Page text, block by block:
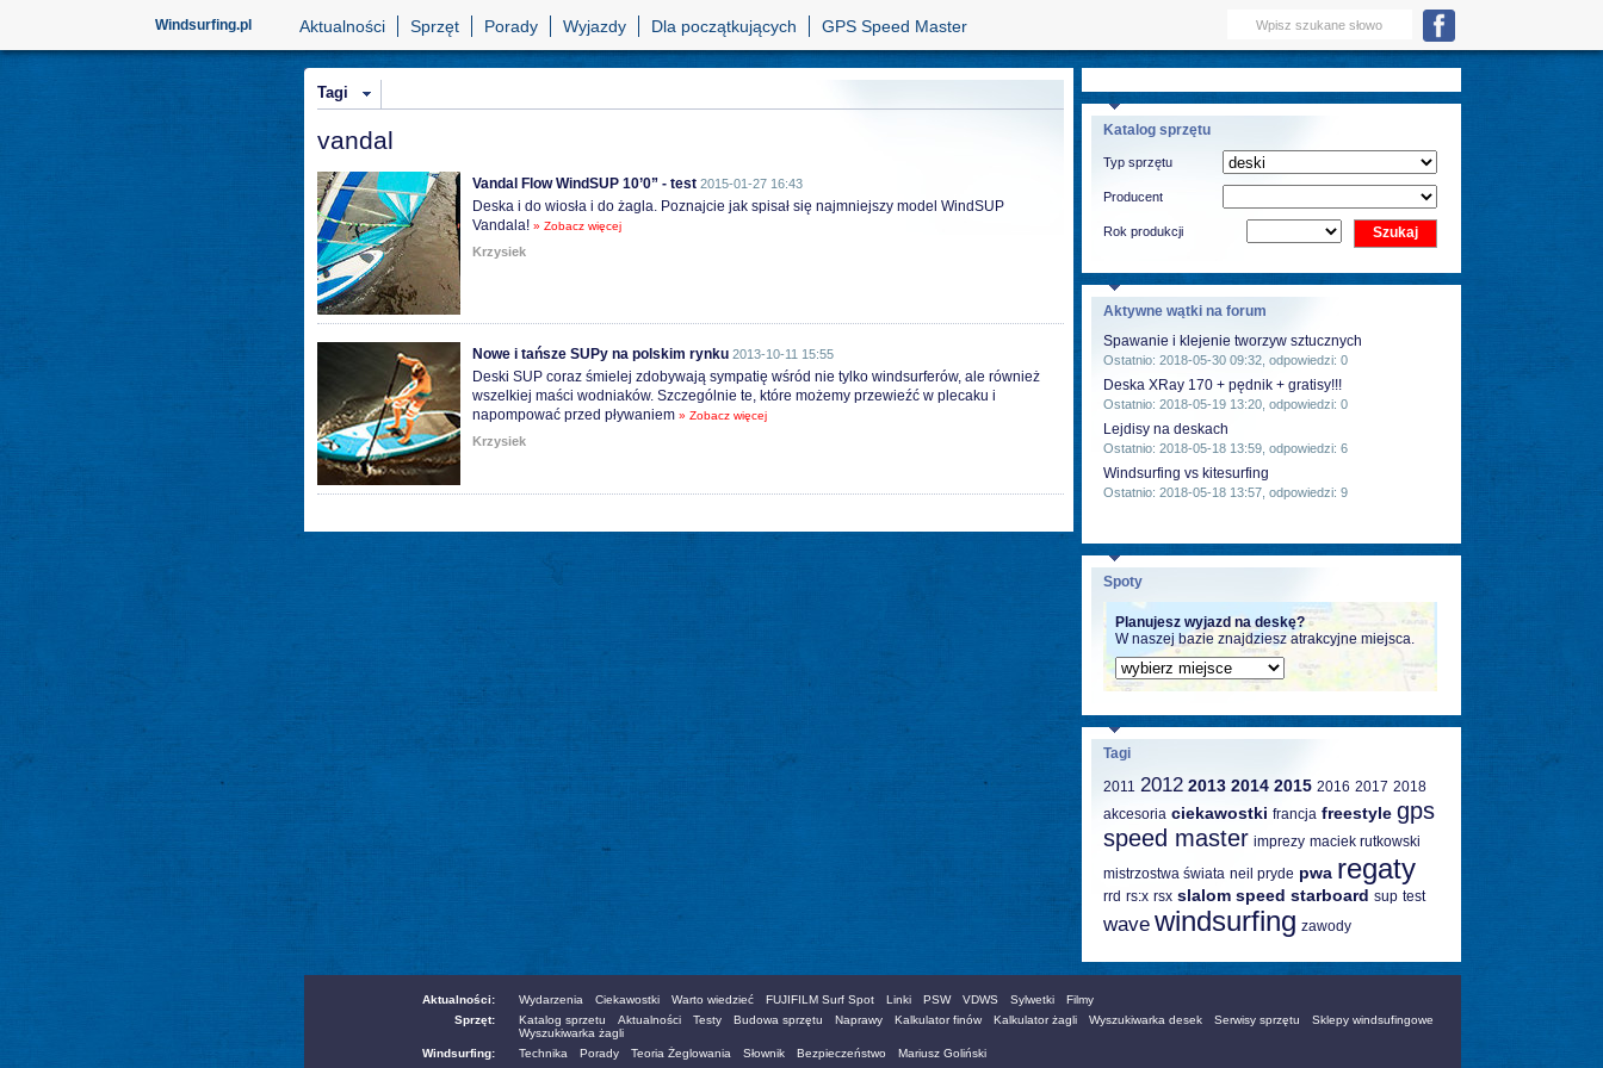
Windsurfing.pl Aktualności Sprzęt Porady Wyjazdy Dla początkujących GPS Speed Master
Tagi
vandal
Vandal Flow WindSUP 10’0” - test 2015-01-27 16:43
Deska i do wiosła i do żagla. Poznajcie jak spisał się najmniejszy model WindSUP
Vandala! » Zobacz więcej
Krzysiek
Nowe i tańsze SUPy na polskim rynku 2013-10-11 15:55
Deski SUP coraz śmielej zdobywają sympatię wśród nie tylko windsurferów, ale również
wszelkiej maści wodniaków. Szczególnie te, które możemy przewieźć w plecaku i
napompować przed pływaniem » Zobacz więcej
Krzysiek
Katalog sprzętu
Typ sprzętu
Producent
Rok produkcji
Aktywne wątki na forum
Spawanie i klejenie tworzyw sztucznych
Ostatnio: 2018-05-30 09:32, odpowiedzi: 0
Deska XRay 170 + pędnik + gratisy!!!
Ostatnio: 2018-05-19 13:20, odpowiedzi: 0
Lejdisy na deskach
Ostatnio: 2018-05-18 13:59, odpowiedzi: 6
Windsurfing vs kitesurfing
Ostatnio: 2018-05-18 13:57, odpowiedzi: 9
Spoty
Planujesz wyjazd na deskę?
W naszej bazie znajdziesz atrakcyjne miejsca.
Tagi
2011 2012 2013 2014 2015 2016 2017 2018
akcesoria ciekawostki francja freestyle gps
speed master imprezy maciek rutkowski
mistrzostwa świata neil pryde pwa regaty
rrd rs:x rsx slalom speed starboard sup test
wave windsurfing zawody
Aktualności: Wydarzenia Ciekawostki Warto wiedzieć FUJIFILM Surf Spot Linki PSW VDWS Sylwetki
Filmy
Sprzęt:
Katalog sprzetu Aktualności Testy Budowa sprzętu Naprawy Kalkulator finów Kalkulator żagli Wyszukiwarka desek Serwisy sprzętu
Sklepy windsufingowe
Wyszukiwarka żagli
Windsurfing:
Technika Porady Teoria Żeglowania Słownik Bezpieczeństwo
Mariusz Goliński